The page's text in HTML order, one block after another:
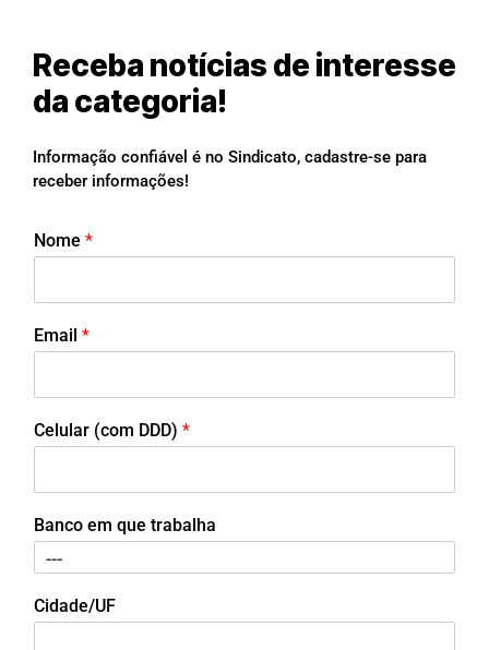
Receba notícias de interesse
da categoria!
Informação confiável é no Sindicato, cadastre-se para
receber informações!
Nome *
Email *
Celular (com DDD) *
Banco em que trabalha
Cidade/UF